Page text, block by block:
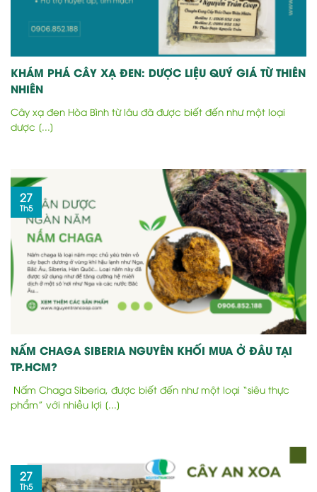
KHÁM PHÁ CÂY XẠ ĐEN: DƯỢC LIỆU QUÝ GIÁ TỪ THIÊN
NHIÊN
Cây xạ đen Hòa Bình từ lâu đã được biết đến như một loại
dược [...]
NẤM CHAGA SIBERIA NGUYÊN KHỐI MUA Ở ĐÂU TẠI
TP.HCM?
Nấm Chaga Siberia, được biết đến như một loại “siêu thực
phẩm” với nhiều lợi [...]
27
Th5
27
Th5